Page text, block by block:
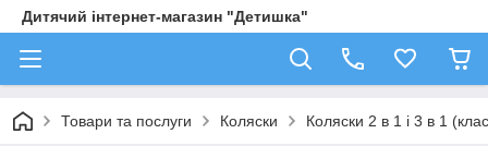
Дитячий інтернет-магазин "Детишка"
Товари та послуги Коляски Коляски 2 в 1 і 3 в 1